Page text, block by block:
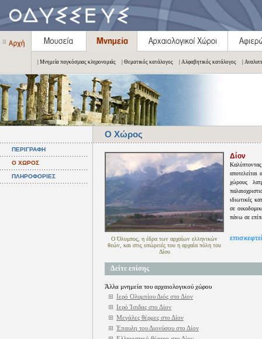
| Μνημεία παγκόσμιας κληρονομιάς | Θεματικός κατάλογος | Αλφαβητικός κατάλογος |
Ο Χώρος
ΠΕΡΙΓΡΑΦΗ
Ο ΧΩΡΟΣ
ΠΛΗΡΟΦΟΡΙΕΣ
Ο Όλυμπος, η έδρα των αρχαίων ελληνικών
θεών, και στις υπώρειές του η αρχαία πόλη του
Δίου
Δίον
χώρους
ιδιωτικές
σε
πάνω σε
Δείτε επίσης
Άλλα μνημεία του αρχαιολογικού χώρου
Ιερό Ολυμπίου Διός στο Δίον
Ιερό Ίσιδας στο Δίον
Μεγάλες θέρμες στο Δίον
Έπαυλη του Διονύσου στο Δίον